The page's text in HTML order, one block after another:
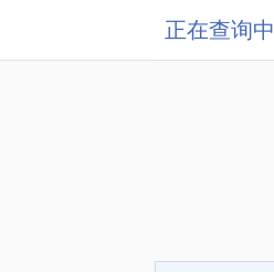
正在查询中